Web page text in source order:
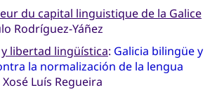
du capital linguistique de la Galice
Rodríguez-Yáñez
libertad lingüística: Galicia bilingüe y
la normalización de la lengua
Luís Regueira